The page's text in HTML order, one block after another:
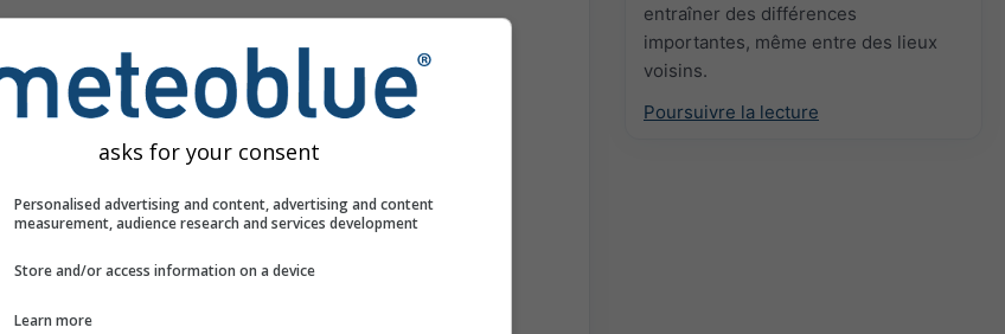
entraîner des différences
importantes, même entre des lieux
voisins.
Poursuivre la lecture
asks for your consent
Personalised advertising and content, advertising and content
measurement, audience research and services development
Store and/or access information on a device
Learn more